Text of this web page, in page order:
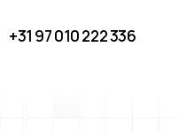
+31 97 010 222 336